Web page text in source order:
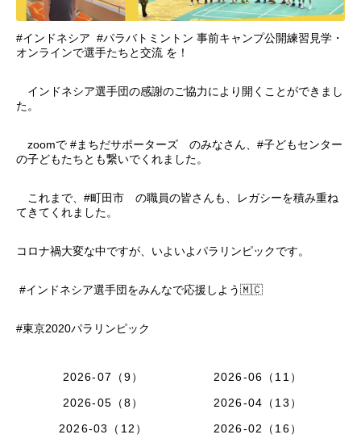
#インドネシア #パラバトミントン 事前キャンプ公開練習見学・
オンラインで選手たちと交流 を！
インドネシア選手団の感謝のご協力により開くことができまし
た。
zoomで #まちだサポーターズ のみなさん、#子どもセンター
の子どもたちとも繋いでくれました。
これまで、#町田市 の職員の皆さんも、レガシーを積み重ね
てきてくれました。
コロナ禍大変な中ですが、いよいよパラリンピックです。
#インドネシア選手団をみんなで応援しよう🇲🇨
#東京2020パラリンピック
2026-07（9）
2026-06（11）
2026-05（8）
2026-04（13）
2026-03（12）
2026-02（16）